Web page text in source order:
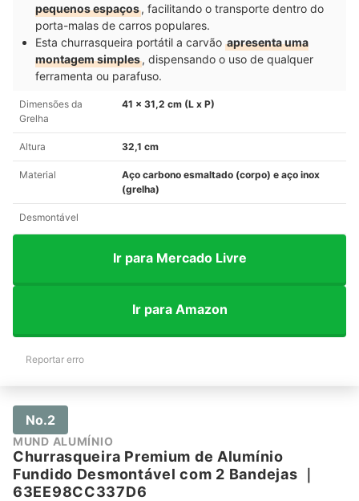
pequenos espaços, facilitando o transporte dentro do
porta-malas de carros populares.
Esta churrasqueira portátil a carvão apresenta uma
montagem simples, dispensando o uso de qualquer
ferramenta ou parafuso.
Dimensões da
Grelha
41 x 31,2 cm (L x P)
Altura 32,1 cm
Material
Aço carbono esmaltado (corpo) e aço inox
(grelha)
Desmontável
Ir para Mercado Livre
Ir para Amazon
Reportar erro
No.2
MUND ALUMÍNIO
Churrasqueira Premium de Alumínio
Fundido Desmontável com 2 Bandejas ｜
63EE98CC337D6